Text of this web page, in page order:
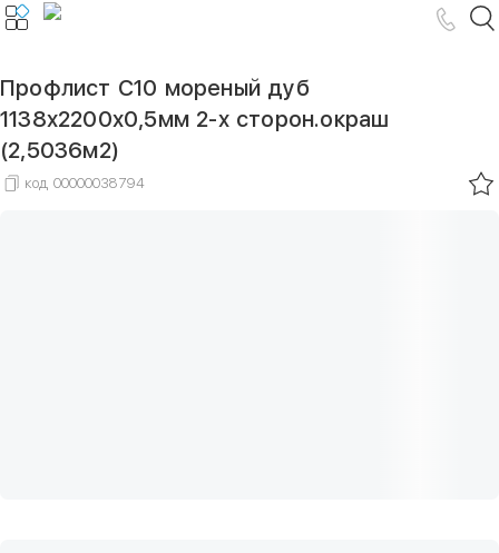
Профлист С10 мореный дуб
1138х2200х0,5мм 2-х сторон.окраш
(2,5036м2)
код 00000038794